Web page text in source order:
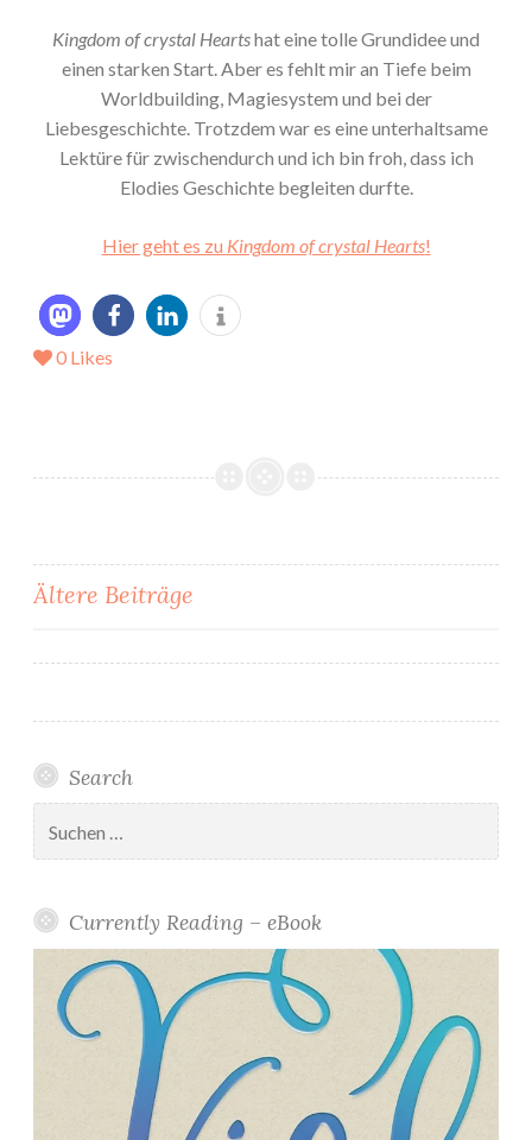
Kingdom of crystal Heartshat eine tolle Grundidee und
einen starken Start. Aber es fehlt mir an Tiefe beim
Worldbuilding, Magiesystem und bei der
Liebesgeschichte. Trotzdem war es eine unterhaltsame
Lektüre für zwischendurch und ich bin froh, dass ich
Elodies Geschichte begleiten durfte.
Hier geht es zu Kingdom of crystal Hearts!
0 Likes
Beitragsnavigation
Ältere Beiträge
Search
nach:
Currently Reading – eBook